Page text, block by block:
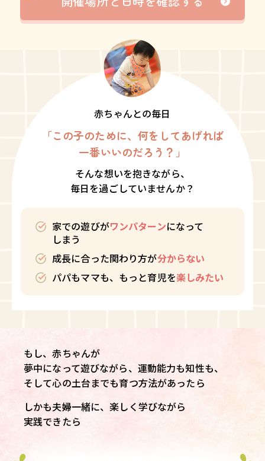
赤ちゃんとの毎日――
「この子のために、何をしてあげれば
一番いいのだろう？」
そんな想いを抱きながら、
毎日を過ごしていませんか？
家での遊びがワンパターンになって
しまう
成長に合った関わり方が分からない
パパもママも、もっと育児を楽しみたい
もし、赤ちゃんが
夢中になって遊びながら、運動能力も知性も、
そして心の土台までも育つ方法があったら――
しかも夫婦一緒に、楽しく学びながら
実践できたら――